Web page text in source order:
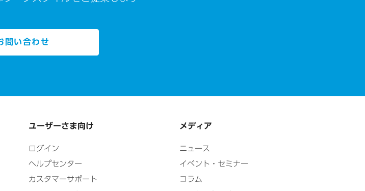
問い合わせ
ユーザーさま向け
ログイン
ヘルプセンター
カスタマーサポート
メディア
ニュース
イベント・セミナー
コラム